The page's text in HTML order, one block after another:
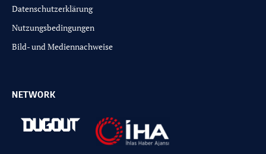
Datenschutzerklärung
Nutzungsbedingungen
Bild- und Mediennachweise
NETWORK